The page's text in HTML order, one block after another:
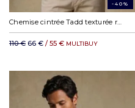
-40%
Chemise cintrée Tadd texturée rose
110 € 66 € / 55 € MULTIBUY